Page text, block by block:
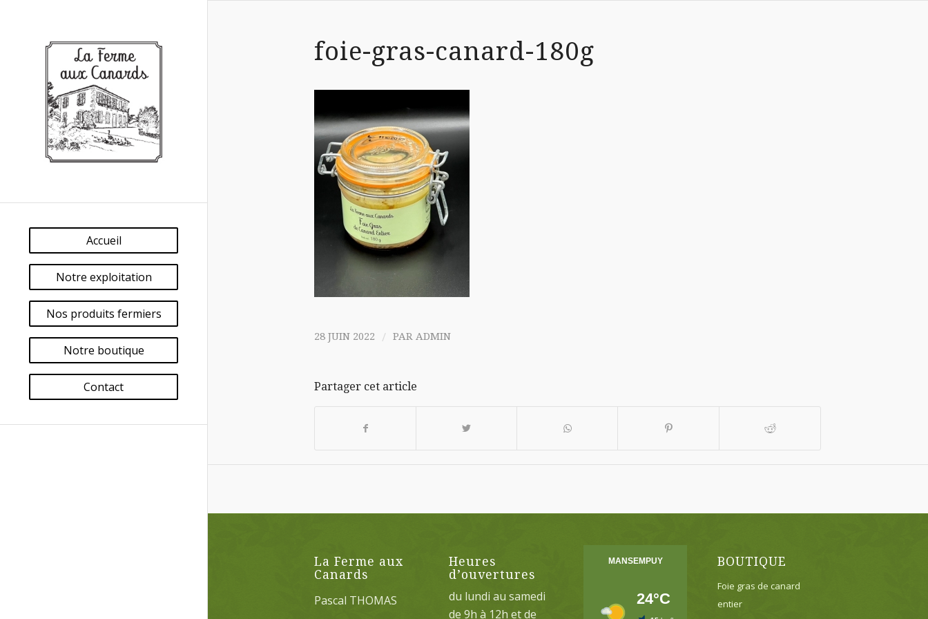
Accueil
Notre exploitation
Nos produits fermiers
Notre boutique
Contact
foie-gras-canard-180g
28 JUIN 2022 / PARADMIN
Partager cet article
La Ferme aux
Canards
Pascal THOMAS
Heures
d’ouvertures
du lundi au samedi
de 9h à 12h et de
BOUTIQUE
Foie gras de canard
entier